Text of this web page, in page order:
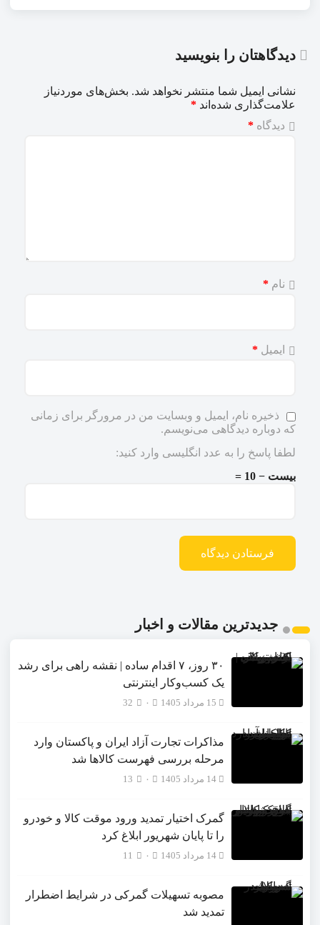
دیدگاهتان را بنویسید
نشانی ایمیل شما منتشر نخواهد شد. بخش‌های موردنیاز
علامت‌گذاری شده‌اند *
دیدگاه *
نام *
ایمیل *
ذخیره نام، ایمیل و وبسایت من در مرورگر برای زمانی
که دوباره دیدگاهی می‌نویسم.
لطفا پاسخ را به عدد انگلیسی وارد کنید:
بیست − 10 =
جدیدترین مقالات و اخبار
۳۰ روز، ۷ اقدام ساده | نقشه راهی برای رشد
یک کسب‌وکار اینترنتی
15 مرداد 1405 32
مذاکرات تجارت آزاد ایران و پاکستان وارد
مرحله بررسی فهرست کالاها شد
14 مرداد 1405 13
گمرک اختیار تمدید ورود موقت کالا و خودرو
را تا پایان شهریور ابلاغ کرد
14 مرداد 1405 11
مصوبه تسهیلات گمرکی در شرایط اضطرار
تمدید شد